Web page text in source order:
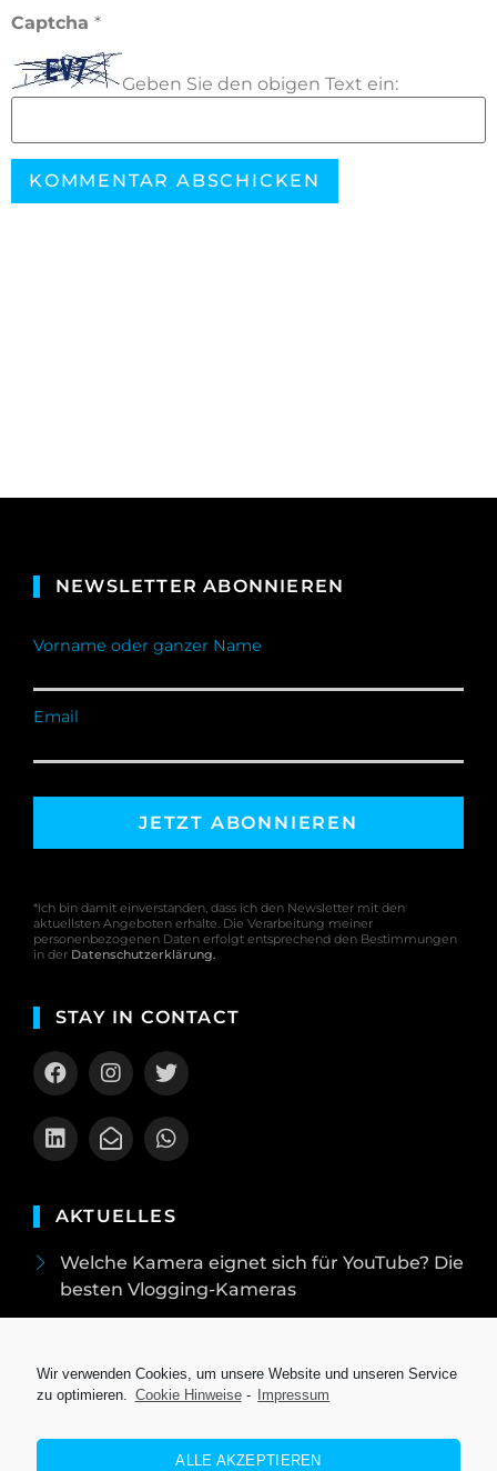
Captcha *
Geben Sie den obigen Text ein:
AKTUELLES
Welche Kamera eignet sich für YouTube? Die
besten Vlogging-Kameras
Kinder Smartwatch mit GPS: Sicherheit &
Die besten Polaroid Kameras 2025:
So optimierst du deinen PC für maximale
STAY IN CONTACT
NEWSLETTER ABONNIEREN
Vorname oder ganzer Name
Email
*Ich bin damit einverstanden, dass ich den Newsletter mit den
aktuellsten Angeboten erhalte. Die Verarbeitung meiner
personenbezogenen Daten erfolgt entsprechend den Bestimmungen
in der Datenschutzerklärung.
Wir verwenden Cookies, um unsere Website und unseren Service
zu optimieren. Cookie Hinweise- Impressum
ALLE AKZEPTIEREN